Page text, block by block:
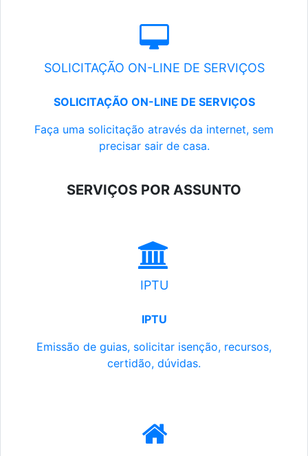
SOLICITAÇÃO ON-LINE DE SERVIÇOS
SOLICITAÇÃO ON-LINE DE SERVIÇOS
Faça uma solicitação através da internet, sem
precisar sair de casa.
SERVIÇOS POR ASSUNTO
IPTU
IPTU
Emissão de guias, solicitar isenção, recursos,
certidão, dúvidas.